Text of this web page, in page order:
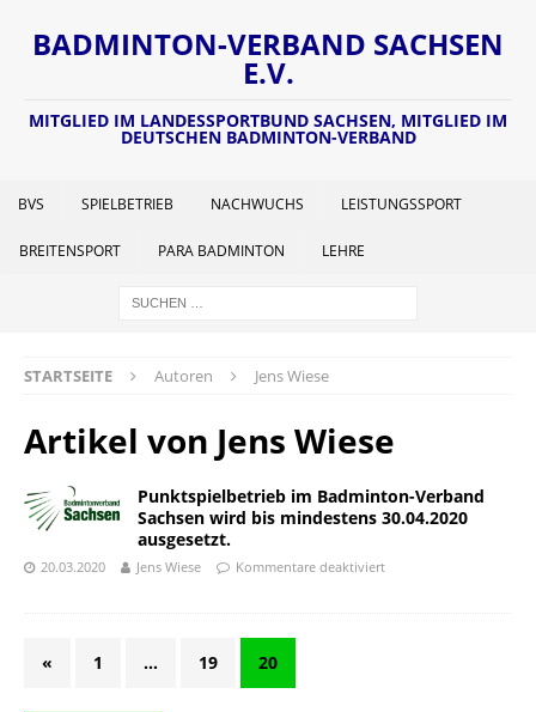
BADMINTON-VERBAND SACHSEN
E.V.
MITGLIED IM LANDESSPORTBUND SACHSEN, MITGLIED IM
DEUTSCHEN BADMINTON-VERBAND
BVS SPIELBETRIEB NACHWUCHS LEISTUNGSSPORT
BREITENSPORT PARA BADMINTON LEHRE
STARTSEITE Autoren Jens Wiese
Artikel von Jens Wiese
Punktspielbetrieb im Badminton-Verband
Sachsen wird bis mindestens 30.04.2020
ausgesetzt.
20.03.2020 Jens Wiese Kommentare deaktiviert
« 1 … 19 20